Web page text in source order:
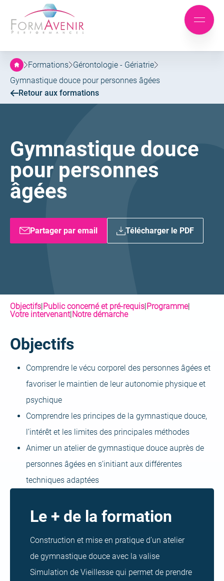
Aller
au
menu
Aller
au
contenu
Formavenir
Performances
Mobile
menu
Formations Gérontologie - Gériatrie
Gymnastique douce pour personnes âgées
Retour aux formations
Gymnastique douce
pour personnes
âgées
Partager par email Télécharger le PDF
Objectifs|Public concerné et pré-requis|Programme|
Votre intervenant|Notre démarche
Objectifs
Comprendre le vécu corporel des personnes âgées et
favoriser le maintien de leur autonomie physique et
psychique
Comprendre les principes de la gymnastique douce,
l’intérêt et les limites des principales méthodes
Animer un atelier de gymnastique douce auprès de
personnes âgées en s’initiant aux différentes
techniques adaptées
Le + de la formation
Construction et mise en pratique d’un atelier
de gymnastique douce avec la valise
Simulation de Vieillesse qui permet de prendre